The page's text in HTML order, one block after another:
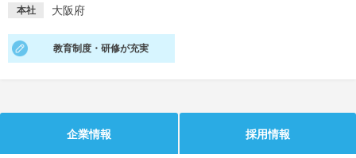
就活支援
あなたに合う仕事を診断！ 動画で対策講座をチェック
本社 大阪府
教育制度・研修が充実
企業情報 採用情報